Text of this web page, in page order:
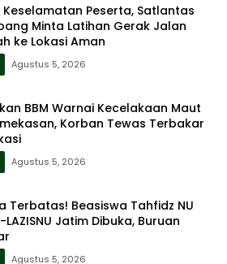
Keselamatan Peserta, Satlantas
Minta Latihan Gerak Jalan
ke Lokasi Aman
Agustus 5, 2026
BBM Warnai Kecelakaan Maut
Korban Tewas Terbakar
Agustus 5, 2026
Terbatas! Beasiswa Tahfidz NU
Jatim Dibuka, Buruan
Agustus 5, 2026